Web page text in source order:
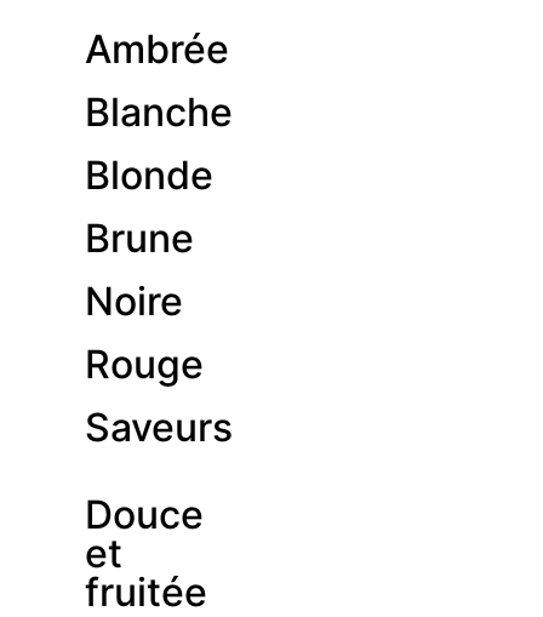
Ambrée
Blanche
Blonde
Brune
Noire
Rouge
Saveurs
Douce
et
fruitée